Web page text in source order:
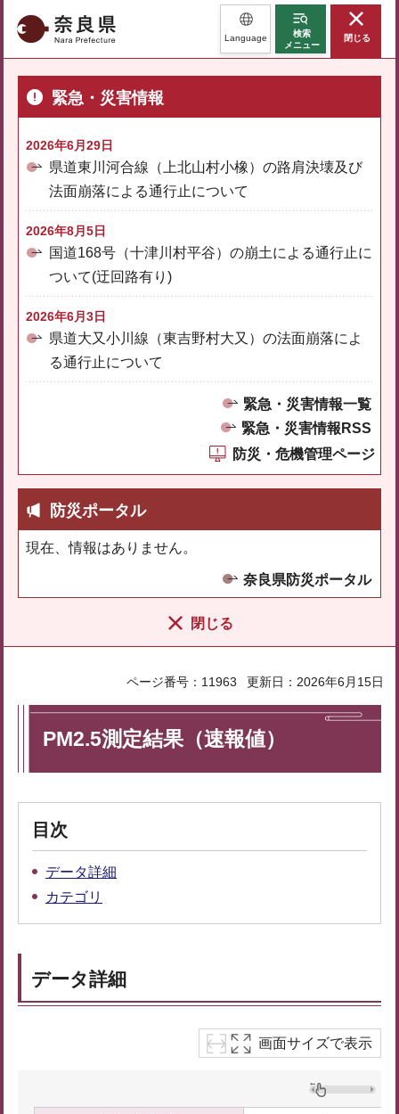
奈良県 Language
検索
メニュー
閉じる
緊急・災害情報
2026年6月29日
県道東川河合線（上北山村小橡）の路肩決壊及び
法面崩落による通行止について
2026年8月5日
国道168号（十津川村平谷）の崩土による通行止に
ついて(迂回路有り)
2026年6月3日
県道大又小川線（東吉野村大又）の法面崩落によ
る通行止について
緊急・災害情報一覧
緊急・災害情報RSS
防災・危機管理ページ
防災ポータル
現在、情報はありません。
奈良県防災ポータル
閉じる
ページ番号：11963 更新日：2026年6月15日
PM2.5測定結果（速報値）
目次
データ詳細
カテゴリ
データ詳細
画面サイズで表示